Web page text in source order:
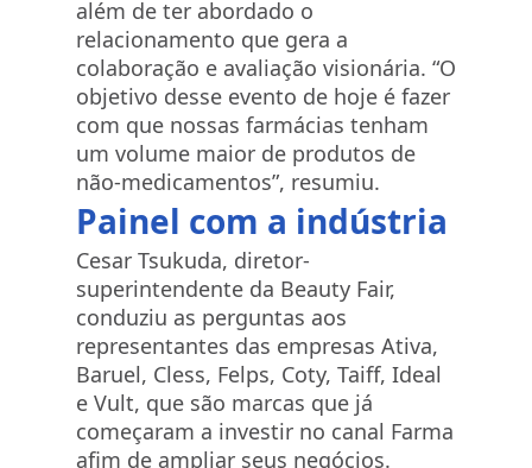
além de ter abordado o
relacionamento que gera a
colaboração e avaliação visionária. “O
objetivo desse evento de hoje é fazer
com que nossas farmácias tenham
um volume maior de produtos de
não-medicamentos”, resumiu.
Painel com a indústria
Cesar Tsukuda, diretor-
superintendente da Beauty Fair,
conduziu as perguntas aos
representantes das empresas Ativa,
Baruel, Cless, Felps, Coty, Taiff, Ideal
e Vult, que são marcas que já
começaram a investir no canal Farma
afim de ampliar seus negócios.